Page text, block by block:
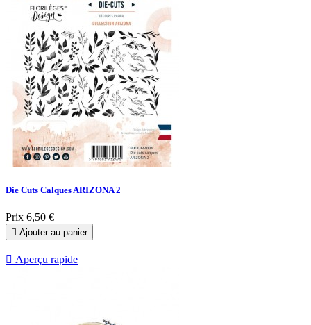
Die Cuts Calques ARIZONA 2
Prix 6,50 €
 Ajouter au panier
 Aperçu rapide